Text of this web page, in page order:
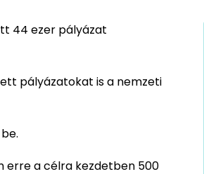
44 ezer pályázat
pályázatokat is a nemzeti
erre a célra kezdetben 500